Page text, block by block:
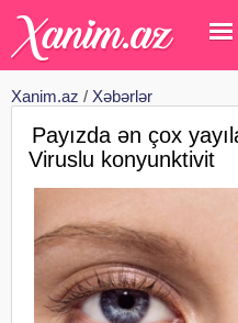
Xanim.az / Xəbərlər
Payızda ən çox
Viruslu konyunktivit